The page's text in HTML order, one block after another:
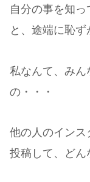
自分の事を知
と、途端に恥ず
私なんて、みん
の・・・
他の人のインス
投稿して、どん